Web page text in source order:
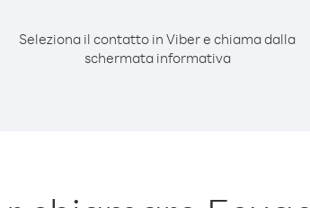
Seleziona il contatto in Viber e chiama dalla
schermata informativa